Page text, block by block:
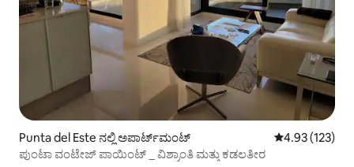
Punta del Este ನಲ್ಲಿ ಅಪಾರ್ಟ್‌ಮಂಟ್ 5 ರಲ್ಲಿ 4.93
4.93 (123)
ಪುಂಟಾ ವಂಟೇಜ್ ಪಾಯಿಂಟ್ _ ವಿಶ್ರಾಂತಿ ಮತ್ತು ಕಡಲತೀರ